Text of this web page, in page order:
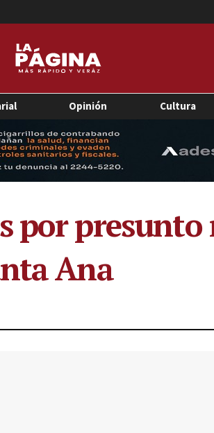
Opinión Cultura
por
Ana